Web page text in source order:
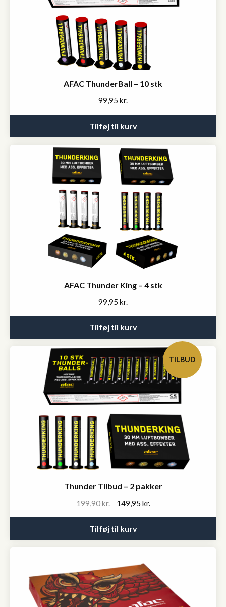
AFAC ThunderBall – 10 stk
99,95 kr.
Tilføj til kurv
AFAC Thunder King – 4 stk
99,95 kr.
Tilføj til kurv
TILBUD
Thunder Tilbud – 2 pakker
199,90kr.
Original
was:
199,90 kr..
149,95 kr.
149,95 kr..
Tilføj til kurv